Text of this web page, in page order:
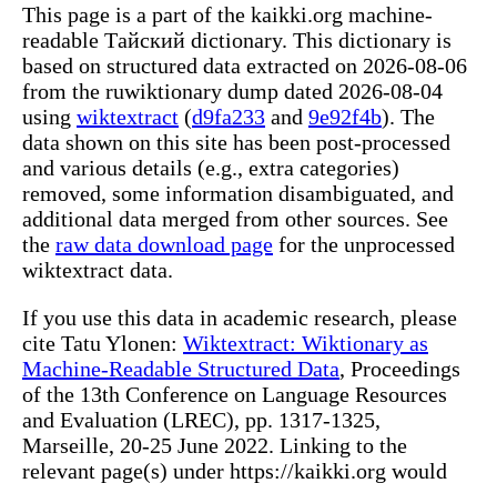
This page is a part of the kaikki.org machine-
readable Тайский dictionary. This dictionary is
based on structured data extracted on 2026-08-06
from the ruwiktionary dump dated 2026-08-04
using wiktextract (d9fa233 and 9e92f4b). The
data shown on this site has been post-processed
and various details (e.g., extra categories)
removed, some information disambiguated, and
additional data merged from other sources. See
the raw data download page for the unprocessed
wiktextract data.
If you use this data in academic research, please
cite Tatu Ylonen: Wiktextract: Wiktionary as
Machine-Readable Structured Data, Proceedings
of the 13th Conference on Language Resources
and Evaluation (LREC), pp. 1317-1325,
Marseille, 20-25 June 2022. Linking to the
relevant page(s) under https://kaikki.org would